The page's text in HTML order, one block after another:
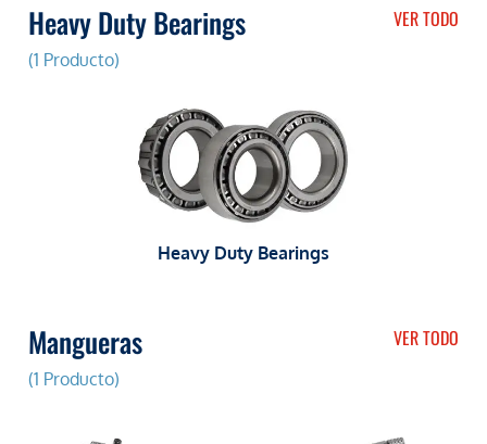
Heavy Duty Bearings
(1 Producto)
VER TODO
Heavy Duty Bearings
Mangueras
(1 Producto)
VER TODO